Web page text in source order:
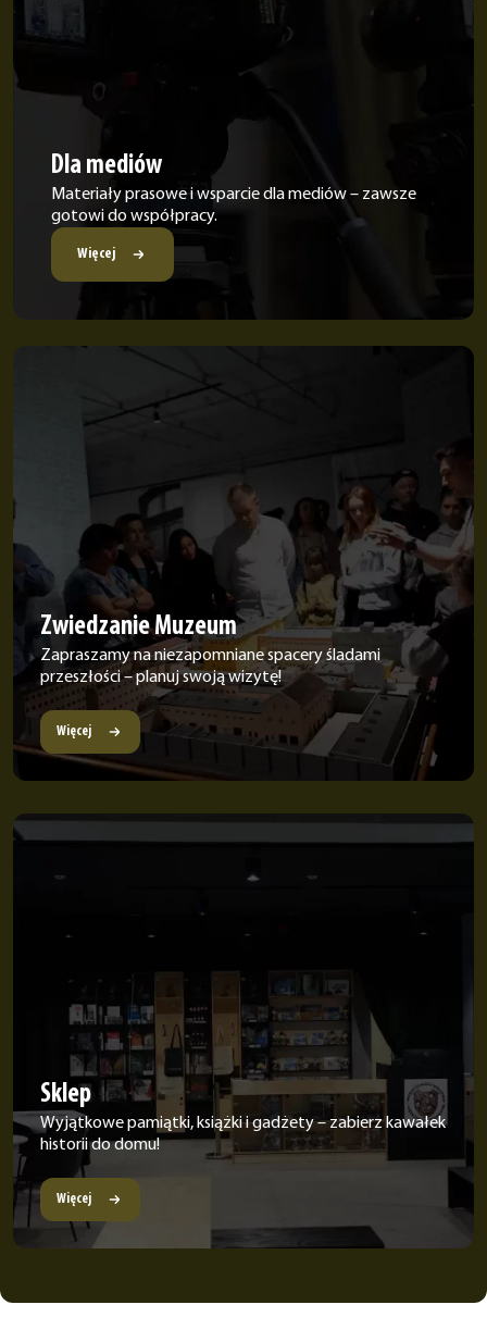
Dla mediów
Materiały prasowe i wsparcie dla mediów – zawsze
gotowi do współpracy.
Więcej
Zwiedzanie Muzeum
Zapraszamy na niezapomniane spacery śladami
przeszłości – planuj swoją wizytę!
Więcej
Sklep
Wyjątkowe pamiątki, książki i gadżety – zabierz kawałek
historii do domu!
Więcej